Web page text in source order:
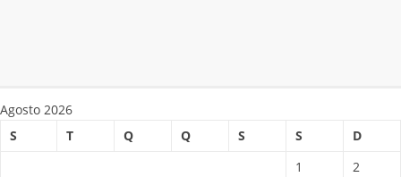
Agosto 2026
S
T Q Q S S
D
1
2